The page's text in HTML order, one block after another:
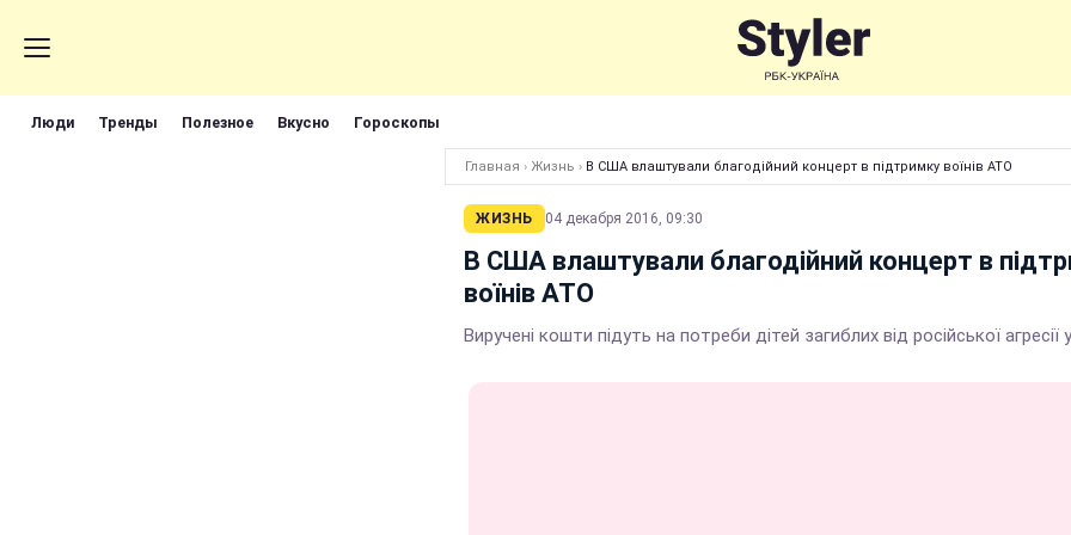
Люди Тренды Полезное Вкусно Гороскопы
Главная › Жизнь › В США влаштували благодійний концерт в підтримку воїнів АТО
ЖИЗНЬ 04 декабря 2016, 09:30
В США влаштували благодійний концерт в
воїнів АТО
Виручені кошти підуть на потреби дітей загиблих від російської агресії